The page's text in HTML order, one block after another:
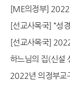
[ME의정부] 2022
[선교사목국] “성
[선교사목국]